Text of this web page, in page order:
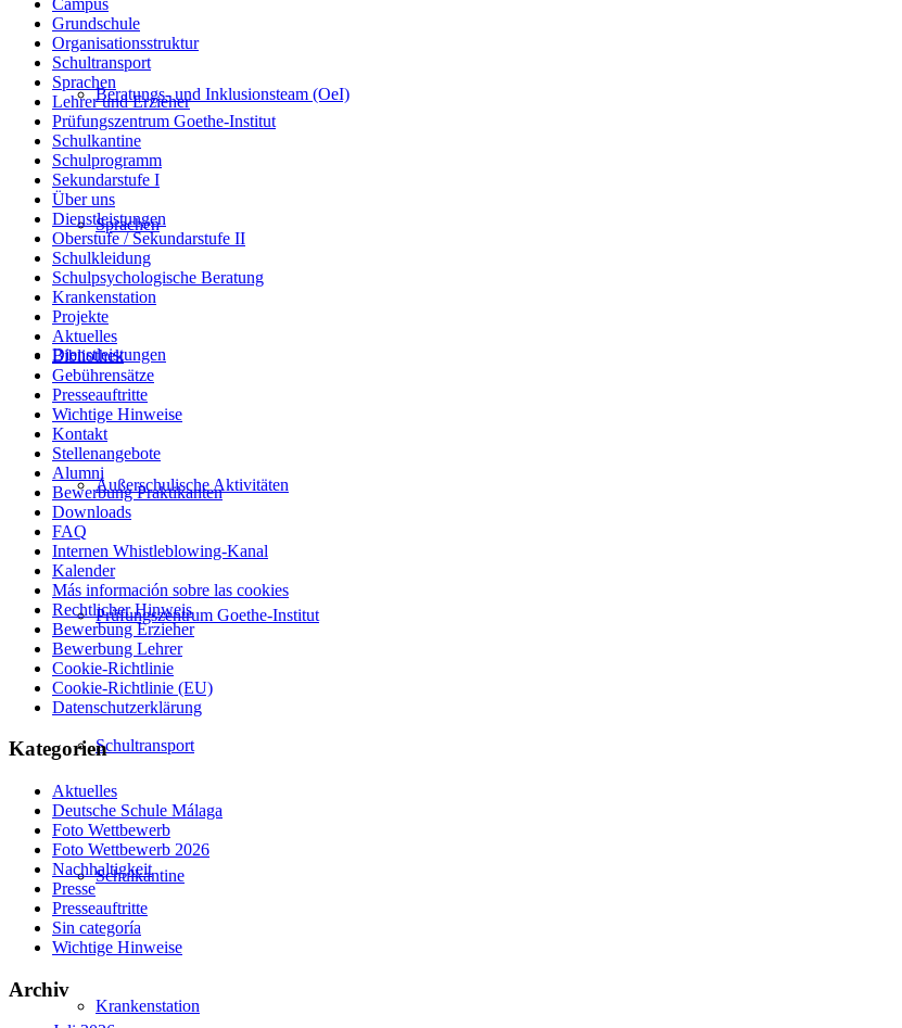
Beratungs- und Inklusionsteam (OeI)
Sprachen
Dienstleistungen
Außerschulische Aktivitäten
Prüfungszentrum Goethe-Institut
Schultransport
Schulkantine
Krankenstation
Grundschule
Organisationsstruktur
Schultransport
Sprachen
Lehrer und Erzieher
Prüfungszentrum Goethe-Institut
Schulkantine
Schulprogramm
Sekundarstufe I
Über uns
Dienstleistungen
Oberstufe / Sekundarstufe II
Schulkleidung
Schulpsychologische Beratung
Krankenstation
Projekte
Aktuelles
Bibliothek
Gebührensätze
Presseauftritte
Wichtige Hinweise
Kontakt
Stellenangebote
Alumni
Bewerbung Praktikanten
Downloads
FAQ
Internen Whistleblowing-Kanal
Kalender
Más información sobre las cookies
Rechtlicher Hinweis
Bewerbung Erzieher
Bewerbung Lehrer
Cookie-Richtlinie
Cookie-Richtlinie (EU)
Datenschutzerklärung
Kategorien
Aktuelles
Deutsche Schule Málaga
Foto Wettbewerb
Foto Wettbewerb 2026
Nachhaltigkeit
Presse
Presseauftritte
Sin categoría
Wichtige Hinweise
Archiv